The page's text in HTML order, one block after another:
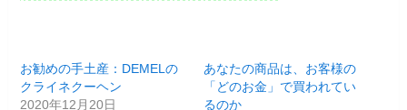
お勧めの手土産：DEMELの
クライネクーヘン
2020年12月20日
あなたの商品は、お客様の
「どのお金」で買われてい
るのか